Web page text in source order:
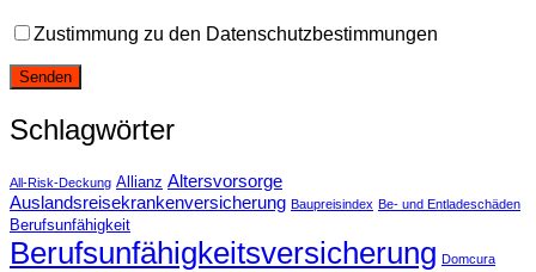
Zustimmung zu den Datenschutzbestimmungen
Schlagwörter
All-Risk-Deckung Allianz Altersvorsorge
Auslandsreisekrankenversicherung Baupreisindex Be- und Entladeschäden
Berufsunfähigkeit
Berufsunfähigkeitsversicherung Domcura